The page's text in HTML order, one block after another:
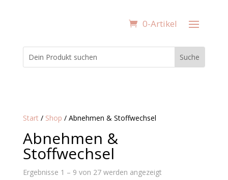
0-Artikel
Start / Shop / Abnehmen & Stoffwechsel
Abnehmen &
Stoffwechsel
Ergebnisse 1 – 9 von 27 werden angezeigt